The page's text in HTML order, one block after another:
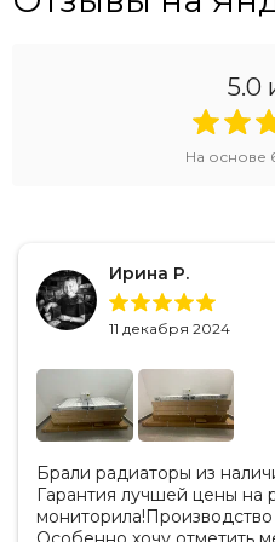
5.0
На основе
Ирина Р.
11 декабря 2024
Брали радиаторы из
Гарантия лучшей цены на